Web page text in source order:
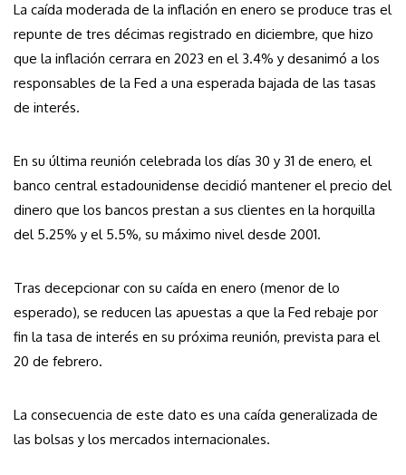
La caída moderada de la inflación en enero se produce tras el
repunte de tres décimas registrado en diciembre, que hizo
que la inflación cerrara en 2023 en el 3.4% y desanimó a los
responsables de la Fed a una esperada bajada de las tasas
de interés.
En su última reunión celebrada los días 30 y 31 de enero, el
banco central estadounidense decidió mantener el precio del
dinero que los bancos prestan a sus clientes en la horquilla
del 5.25% y el 5.5%, su máximo nivel desde 2001.
Tras decepcionar con su caída en enero (menor de lo
esperado), se reducen las apuestas a que la Fed rebaje por
fin la tasa de interés en su próxima reunión, prevista para el
20 de febrero.
La consecuencia de este dato es una caída generalizada de
las bolsas y los mercados internacionales.